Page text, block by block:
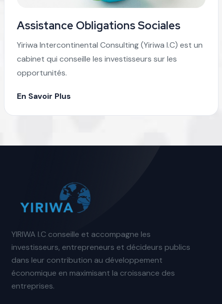
Assistance Obligations Sociales
Yiriwa Intercontinental Consulting (Yiriwa I.C) est un
cabinet qui conseille les investisseurs sur les
opportunités.
En Savoir Plus
YIRIWA I.C conseille et accompagne les
investisseurs, entrepreneurs et décideurs publics
dans leur contribution au développement
économique en maximisant la croissance des
entreprises.